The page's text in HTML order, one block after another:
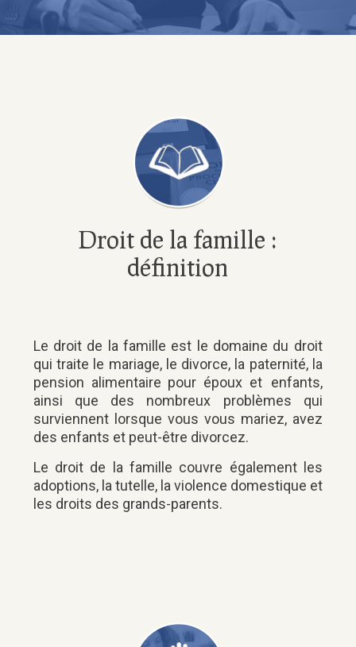
Droit de la famille :
définition
Le droit de la famille est le domaine du droit
qui traite le mariage, le divorce, la paternité, la
pension alimentaire pour époux et enfants,
ainsi que des nombreux problèmes qui
surviennent lorsque vous vous mariez, avez
des enfants et peut-être divorcez.
Le droit de la famille couvre également les
adoptions, la tutelle, la violence domestique et
les droits des grands-parents.